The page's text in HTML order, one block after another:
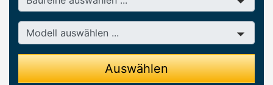
Modell
Auswählen